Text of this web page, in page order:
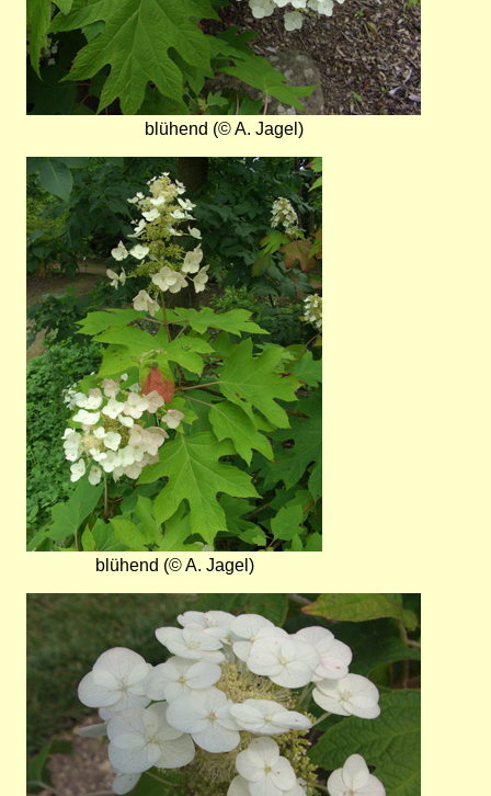
blühend (© A. Jagel)
Bild
blühend (© A. Jagel)
Bild